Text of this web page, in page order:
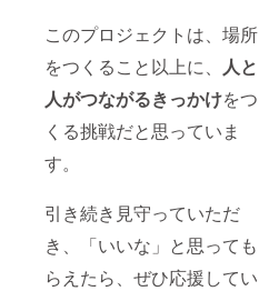
このプロジェクトは、場所
をつくること以上に、 人と
人がつながるきっかけをつ
くる挑戦だと思っていま
す。
引き続き見守っていただ
き、「いいな」と思っても
らえたら、ぜひ応援してい